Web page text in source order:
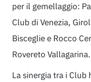
per il gemellaggio:
Club di Venezia,
Bisceglie e Rocco
Rovereto Vallagarina.
La sinergia tra i